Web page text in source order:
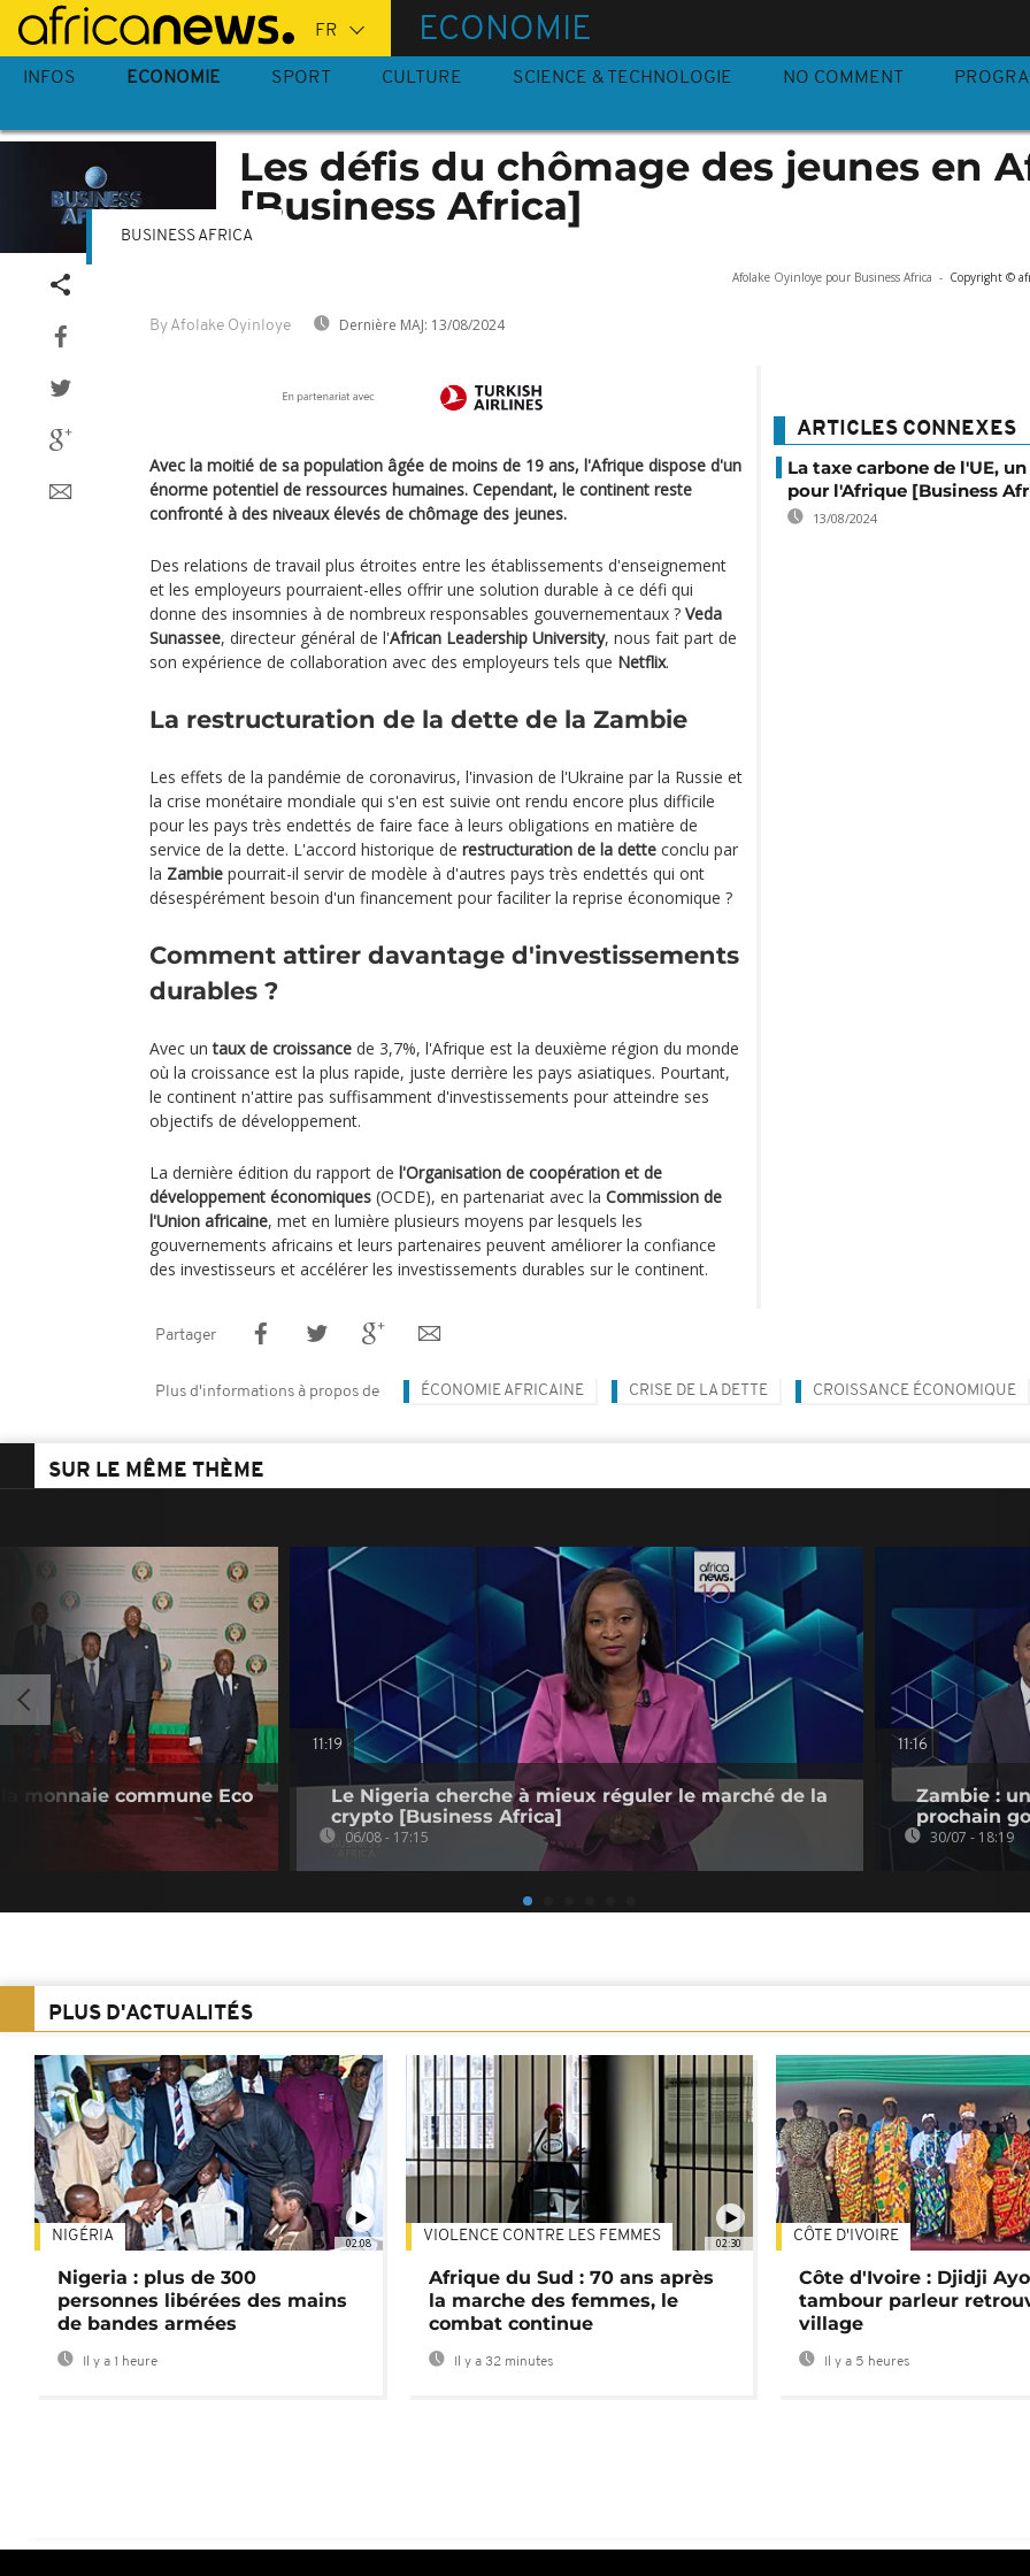
Passer
au
contenu
ECONOMIE
INFOS ECONOMIE SPORT CULTURE SCIENCE & TECHNOLOGIE NO COMMENT
Les défis du chômage des jeunes en
[Business Africa]
Afolake Oyinloye pour Business Africa - Copyright ©
By Afolake Oyinloye Dernière MAJ: 13/08/2024
BUSINESS AFRICA
Avec la moitié de sa population âgée de moins de 19 ans, l'Afrique dispose d'un
énorme potentiel de ressources humaines. Cependant, le continent reste
confronté à des niveaux élevés de chômage des jeunes.
Des relations de travail plus étroites entre les établissements d'enseignement
et les employeurs pourraient-elles offrir une solution durable à ce défi qui
donne des insomnies à de nombreux responsables gouvernementaux ? Veda
Sunassee, directeur général de l'African Leadership University, nous fait part de
son expérience de collaboration avec des employeurs tels que Netflix.
La restructuration de la dette de la Zambie
Les effets de la pandémie de coronavirus, l'invasion de l'Ukraine par la Russie et
la crise monétaire mondiale qui s'en est suivie ont rendu encore plus difficile
pour les pays très endettés de faire face à leurs obligations en matière de
service de la dette. L'accord historique de restructuration de la dette conclu par
la Zambie pourrait-il servir de modèle à d'autres pays très endettés qui ont
désespérément besoin d'un financement pour faciliter la reprise économique ?
Comment attirer davantage d'investissements
durables ?
Avec untaux de croissance de 3,7%, l'Afrique est la deuxième région du monde
où la croissance est la plus rapide, juste derrière les pays asiatiques. Pourtant,
le continent n'attire pas suffisamment d'investissements pour atteindre ses
objectifs de développement.
La dernière édition du rapport de l'Organisation de coopération et de
développement économiques (OCDE), en partenariat avec la Commission de
l'Union africaine, met en lumière plusieurs moyens par lesquels les
gouvernements africains et leurs partenaires peuvent améliorer la confiance
des investisseurs et accélérer les investissements durables sur le continent.
ARTICLES CONNEXES
La taxe carbone de l'UE,
pour l'Afrique [Business
13/08/2024
Partager
Plus d'informations à propos de ÉCONOMIE AFRICAINE CRISE DE LA DETTE CROISSANCE ÉCONOMIQUE
SUR LE MÊME THÈME
monnaie commune Eco
11:19
Le Nigeria cherche à mieux réguler le marché de la
crypto [Business Africa]
06/08 - 17:15
11:16
Zambie :
prochain
30/07 - 18:19
PLUS D'ACTUALITÉS
02:08
NIGÉRIA
Nigeria : plus de 300
personnes libérées des mains
de bandes armées
Il y a 1 heure
02:30
VIOLENCE CONTRE LES FEMMES
Afrique du Sud : 70 ans après
la marche des femmes, le
combat continue
Il y a 32 minutes
CÔTE D'IVOIRE
Côte d'Ivoire : Djidji
tambour parleur
village
Il y a 5 heures